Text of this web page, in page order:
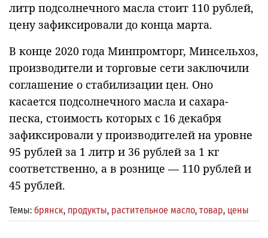
литр подсолнечного масла стоит 110 рублей,
цену зафиксировали до конца марта.
В конце 2020 года Минпромторг, Минсельхоз,
производители и торговые сети заключили
соглашение о стабилизации цен. Оно
касается подсолнечного масла и сахара-
песка, стоимость которых с 16 декабря
зафиксировали у производителей на уровне
95 рублей за 1 литр и 36 рублей за 1 кг
соответственно, а в рознице — 110 рублей и
45 рублей.
Темы: брянск, продукты, растительное масло, товар, цены